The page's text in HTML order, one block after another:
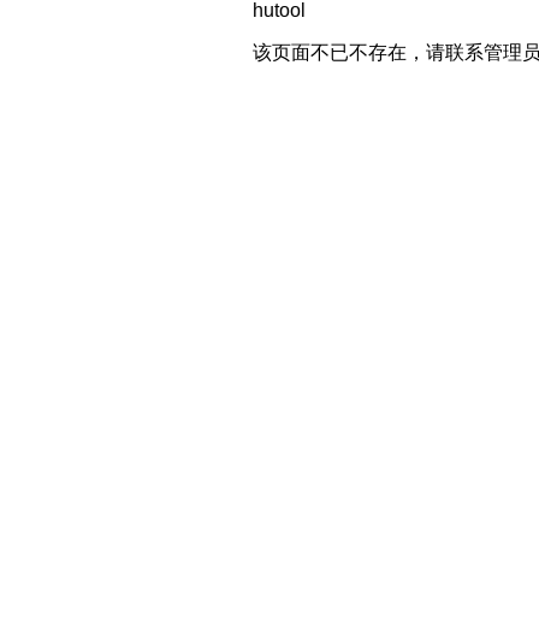
hutool
该页面不已不存在，请联系管理